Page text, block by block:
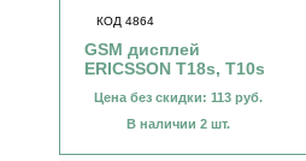
КОД 4864
GSM дисплей
ERICSSON T18s, T10s
Цена без скидки: 113 руб.
В наличии 2 шт.